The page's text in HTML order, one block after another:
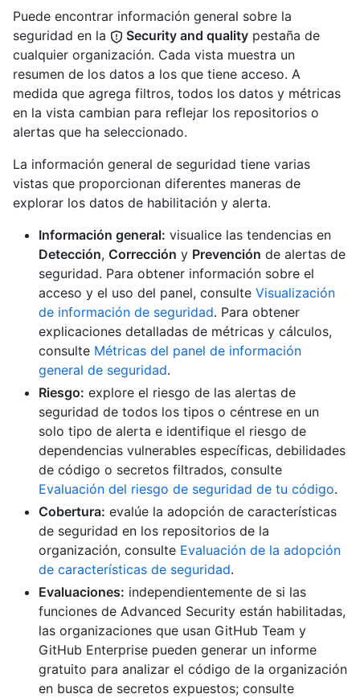
Puede encontrar información general sobre la
seguridad en la
Security and quality pestaña de
cualquier organización. Cada vista muestra un
resumen de los datos a los que tiene acceso. A
medida que agrega filtros, todos los datos y métricas
en la vista cambian para reflejar los repositorios o
alertas que ha seleccionado.
La información general de seguridad tiene varias
vistas que proporcionan diferentes maneras de
explorar los datos de habilitación y alerta.
Información general: visualice las tendencias en
Detección, Corrección y Prevención de alertas de
seguridad. Para obtener información sobre el
acceso y el uso del panel, consulte Visualización
de información de seguridad. Para obtener
explicaciones detalladas de métricas y cálculos,
consulte Métricas del panel de información
general de seguridad.
Riesgo: explore el riesgo de las alertas de
seguridad de todos los tipos o céntrese en un
solo tipo de alerta e identifique el riesgo de
dependencias vulnerables específicas, debilidades
de código o secretos filtrados, consulte
Evaluación del riesgo de seguridad de tu código.
Cobertura: evalúe la adopción de características
de seguridad en los repositorios de la
organización, consulte Evaluación de la adopción
de características de seguridad.
Evaluaciones: independientemente de si las
funciones de Advanced Security están habilitadas,
las organizaciones que usan GitHub Team y
GitHub Enterprise pueden generar un informe
gratuito para analizar el código de la organización
en busca de secretos expuestos; consulte